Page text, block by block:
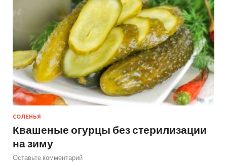
СОЛЕНЬЯ
Квашеные огурцы без стерилизации
на зиму
Оставьте комментарий